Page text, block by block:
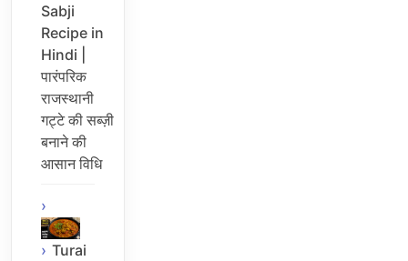
Sabji
Recipe in
Hindi |
पारंपरिक
राजस्थानी
गट्टे की सब्ज़ी
बनाने की
आसान विधि
Turai